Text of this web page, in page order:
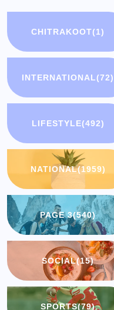
CHITRAKOOT(1)
INTERNATIONAL(72)
LIFESTYLE(492)
NATIONAL(1959)
PAGE 3(540)
SOCIAL(15)
SPORTS(79)